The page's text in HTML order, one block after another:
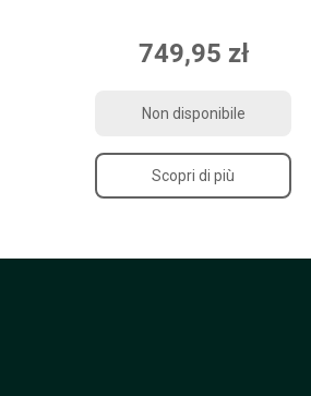
749,95 zł
Non disponibile
Scopri di più